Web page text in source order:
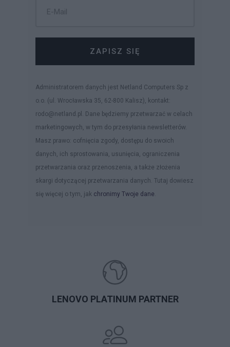
ZAPISZ SIĘ
Administratorem danych jest Netland Computers Sp z
o.o. (ul. Wrocławska 35, 62-800 Kalisz), kontakt:
rodo@netland.pl. Dane będziemy przetwarzać w celach
marketingowych, w tym do przesyłania newsletterów.
Masz prawo: cofnięcia zgody, dostępu do swoich
danych, ich sprostowania, usunięcia, ograniczenia
przetwarzania oraz przenoszenia, a także złożenia
skargi dotyczącej przetwarzania danych. Tutaj dowiesz
się więcej o tym, jak chronimy Twoje dane.
LENOVO PLATINUM PARTNER